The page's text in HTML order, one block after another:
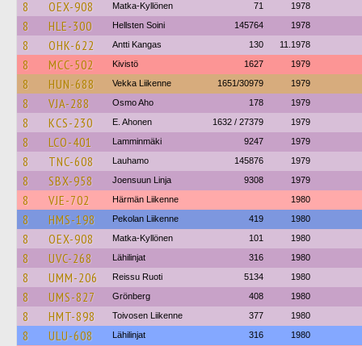
8 OEX-908 Matka-Kyllönen 71 1978
8 HLE-300 Hellsten Soini 145764 1978
8 OHK-622 Antti Kangas 130 11.1978
8 MCC-502 Kivistö 1627 1979
8 HUN-688 Vekka Liikenne 1651/30979 1979
8 VJA-288 Osmo Aho 178 1979
8 KCS-230 E. Ahonen 1632 / 27379 1979
8 LCO-401 Lamminmäki 9247 1979
8 TNC-608 Lauhamo 145876 1979
8 SBX-958 Joensuun Linja 9308 1979
8 VJE-702 Härmän Liikenne 1980
8 HMS-198 Pekolan Liikenne 419 1980
8 OEX-908 Matka-Kyllönen 101 1980
8 UVC-268 Lähilinjat 316 1980
8 UMM-206 Reissu Ruoti 5134 1980
8 UMS-827 Grönberg 408 1980
8 HMT-898 Toivosen Liikenne 377 1980
8 ULU-608 Lähilinjat 316 1980